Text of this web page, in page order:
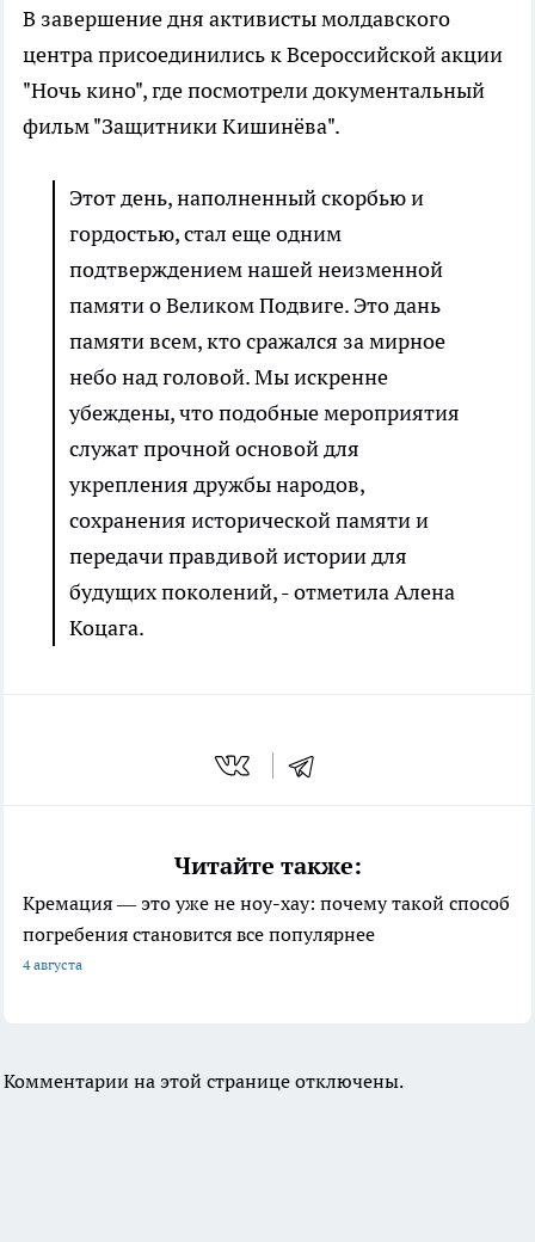
В завершение дня активисты молдавского
центра присоединились к Всероссийской акции
"Ночь кино", где посмотрели документальный
фильм "Защитники Кишинёва".
Этот день, наполненный скорбью и
гордостью, стал еще одним
подтверждением нашей неизменной
памяти о Великом Подвиге. Это дань
памяти всем, кто сражался за мирное
небо над головой. Мы искренне
убеждены, что подобные мероприятия
служат прочной основой для
укрепления дружбы народов,
сохранения исторической памяти и
передачи правдивой истории для
будущих поколений, - отметила Алена
Коцага.
Читайте также:
Кремация — это уже не ноу-хау: почему такой способ
погребения становится все популярнее
4 августа
Комментарии на этой странице отключены.